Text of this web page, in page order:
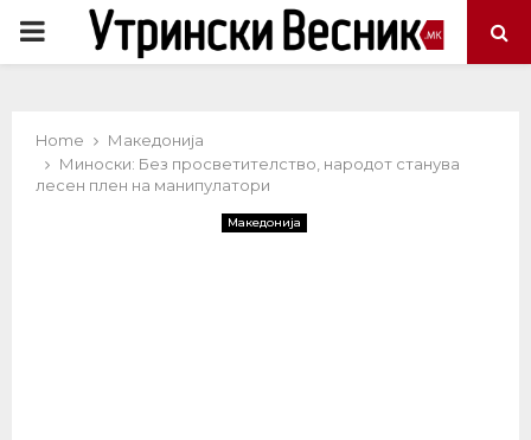
PRIMARY
Home
Македонија
Миноски: Без просветителство, народот станува
лесен плен на манипулатори
Македонија